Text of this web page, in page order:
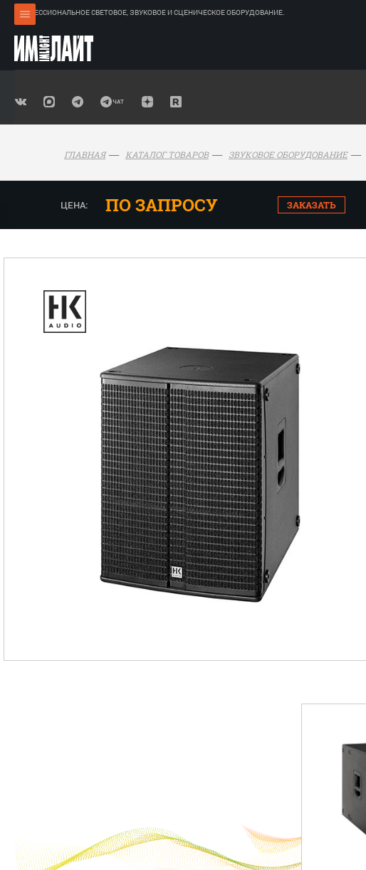
ПРОФЕССИОНАЛЬНОЕ СВЕТОВОЕ, ЗВУКОВОЕ И СЦЕНИЧЕСКОЕ ОБОРУДОВАНИЕ.
ГЛАВНАЯ КАТАЛОГ ТОВАРОВ ЗВУКОВОЕ ОБОРУДОВАНИЕ
ЦЕНА: ПО ЗАПРОСУ ЗАКАЗАТЬ